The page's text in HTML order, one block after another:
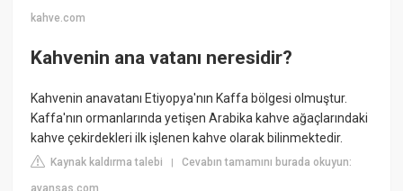
kahve.com
Kahvenin ana vatanı neresidir?
Kahvenin anavatanı Etiyopya'nın Kaffa bölgesi olmuştur.
Kaffa'nın ormanlarında yetişen Arabika kahve ağaçlarındaki
kahve çekirdekleri ilk işlenen kahve olarak bilinmektedir.
Kaynak kaldırma talebi |Cevabın tamamını burada okuyun:
avansas.com